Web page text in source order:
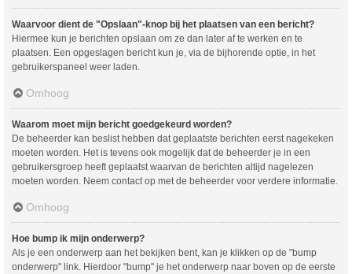
Waarvoor dient de "Opslaan"-knop bij het plaatsen van een bericht?
Hiermee kun je berichten opslaan om ze dan later af te werken en te
plaatsen. Een opgeslagen bericht kun je, via de bijhorende optie, in het
gebruikerspaneel weer laden.
Omhoog
Waarom moet mijn bericht goedgekeurd worden?
De beheerder kan beslist hebben dat geplaatste berichten eerst nagekeken
moeten worden. Het is tevens ook mogelijk dat de beheerder je in een
gebruikersgroep heeft geplaatst waarvan de berichten altijd nagelezen
moeten worden. Neem contact op met de beheerder voor verdere informatie.
Omhoog
Hoe bump ik mijn onderwerp?
Als je een onderwerp aan het bekijken bent, kan je klikken op de "bump
onderwerp" link. Hierdoor "bump" je het onderwerp naar boven op de eerste